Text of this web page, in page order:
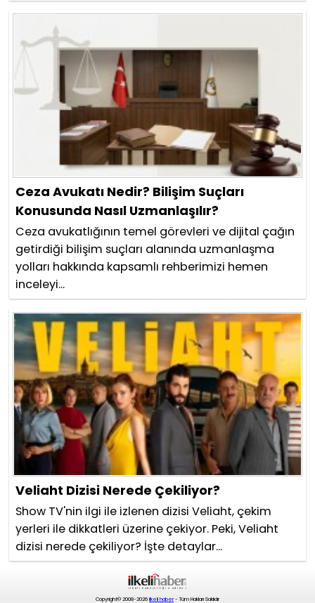
Ceza Avukatı Nedir? Bilişim Suçları
Konusunda Nasıl Uzmanlaşılır?
Ceza avukatlığının temel görevleri ve dijital çağın
getirdiği bilişim suçları alanında uzmanlaşma
yolları hakkında kapsamlı rehberimizi hemen
inceleyi...
Veliaht Dizisi Nerede Çekiliyor?
Show TV'nin ilgi ile izlenen dizisi Veliaht, çekim
yerleri ile dikkatleri üzerine çekiyor. Peki, Veliaht
dizisi nerede çekiliyor? İşte detaylar...
Copyright© 2008-2026ilkeli haber- Tüm Hakları Saklıdır